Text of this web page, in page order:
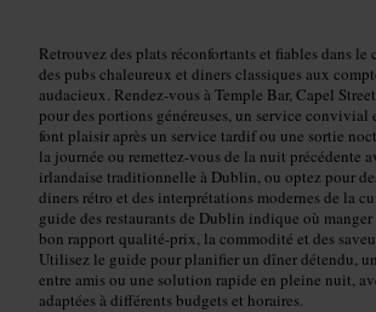
Retrouvez des plats réconfortants et fiables dans
des pubs chaleureux et diners classiques aux
audacieux. Rendez-vous à Temple Bar, Capel
pour des portions généreuses, un service convivial
font plaisir après un service tardif ou une sortie
la journée ou remettez-vous de la nuit précédente
irlandaise traditionnelle à Dublin, ou optez pour
diners rétro et des interprétations modernes de la
guide des restaurants de Dublin indique où
bon rapport qualité-prix, la commodité et des
Utilisez le guide pour planifier un dîner détendu,
entre amis ou une solution rapide en pleine nuit,
adaptées à différents budgets et horaires.